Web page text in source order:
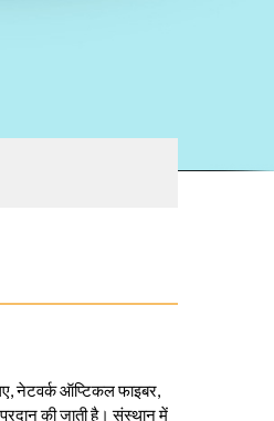
नेटवर्क ऑप्टिकल फाइबर,
की जाती है। संस्थान में